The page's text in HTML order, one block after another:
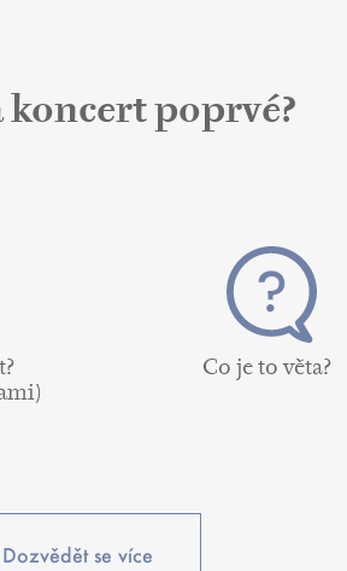
koncert poprvé?
Co je to věta?
Dozvědět se více